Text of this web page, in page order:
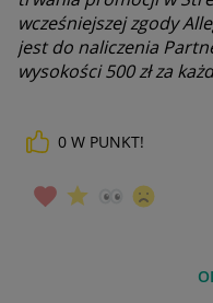
wcześniejszej zgody
jest do naliczenia
wysokości 500 zł za
0 W PUNKT!